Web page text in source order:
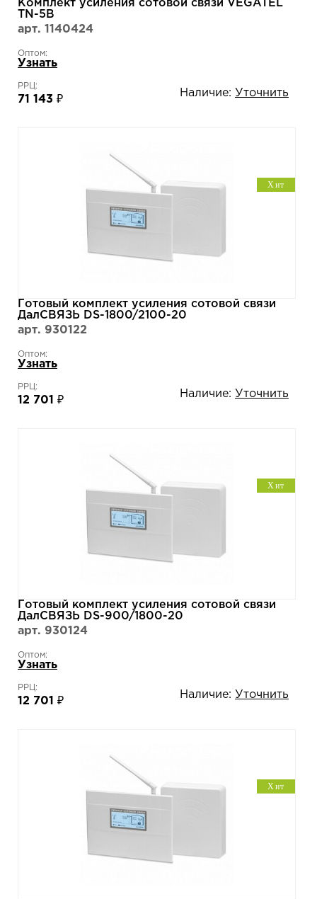
Комплект усиления сотовой связи VEGATEL
TN-5B
арт. 1140424
Оптом:
Узнать
РРЦ:
71 143 ₽
Наличие: Уточнить
Хит
Готовый комплект усиления сотовой связи
ДалСВЯЗЬ DS-1800/2100-20
арт. 930122
Оптом:
Узнать
РРЦ:
12 701 ₽
Наличие: Уточнить
Хит
Готовый комплект усиления сотовой связи
ДалСВЯЗЬ DS-900/1800-20
арт. 930124
Оптом:
Узнать
РРЦ:
12 701 ₽
Наличие: Уточнить
Хит